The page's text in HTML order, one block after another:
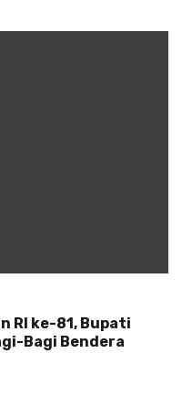
RI ke-81, Bupati
Bagi Bendera